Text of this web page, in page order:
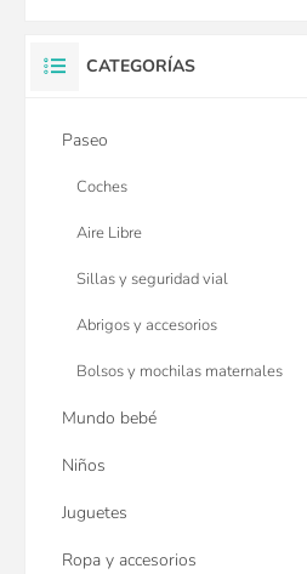
CATEGORÍAS
Paseo
Coches
Aire Libre
Sillas y seguridad vial
Abrigos y accesorios
Bolsos y mochilas maternales
Mundo bebé
Niños
Juguetes
Ropa y accesorios